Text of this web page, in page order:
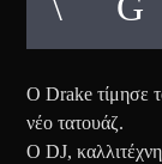
Ο Drake τίμησε
νέο τατουάζ.
Ο DJ,